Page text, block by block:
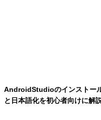
AndroidStudioのインストー
と日本語化を初心者向けに解